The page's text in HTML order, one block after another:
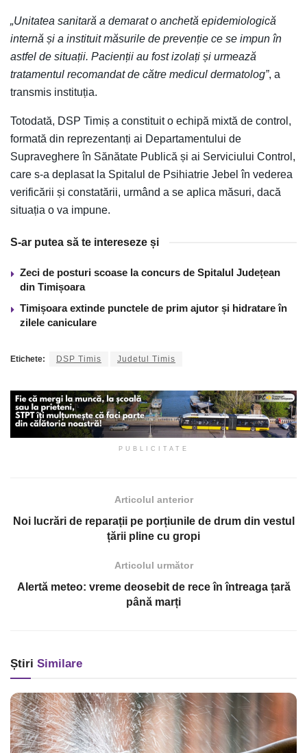
„Unitatea sanitară a demarat o anchetă epidemiologică
internă și a instituit măsurile de prevenție ce se impun în
astfel de situații. Pacienții au fost izolați și urmează
tratamentul recomandat de către medicul dermatolog”, a
transmis instituția.
Totodată, DSP Timiș a constituit o echipă mixtă de control,
formată din reprezentanți ai Departamentului de
Supraveghere în Sănătate Publică și ai Serviciului Control,
care s-a deplasat la Spitalul de Psihiatrie Jebel în vederea
verificării și constatării, urmând a se aplica măsuri, dacă
situația o va impune.
S-ar putea să te intereseze și
Zeci de posturi scoase la concurs de Spitalul Județean
din Timișoara
Timișoara extinde punctele de prim ajutor și hidratare în
zilele caniculare
Etichete: DSP Timis Judetul Timis
PUBLICITATE
Articolul anterior
Noi lucrări de reparații pe porțiunile de drum din vestul
țării pline cu gropi
Articolul următor
Alertă meteo: vreme deosebit de rece în întreaga țară
până marți
Știri Similare